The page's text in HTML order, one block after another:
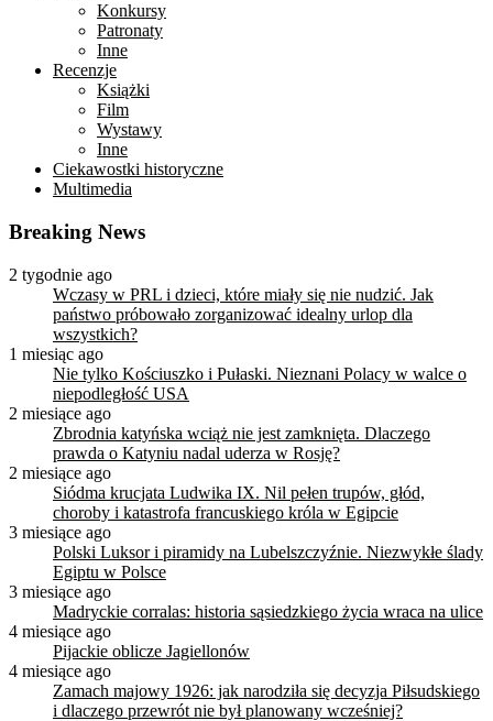
Konkursy
Patronaty
Inne
Recenzje
Książki
Film
Wystawy
Inne
Ciekawostki historyczne
Multimedia
Breaking News
2 tygodnie ago
Wczasy w PRL i dzieci, które miały się nie nudzić. Jak
państwo próbowało zorganizować idealny urlop dla
wszystkich?
1 miesiąc ago
Nie tylko Kościuszko i Pułaski. Nieznani Polacy w walce o
niepodległość USA
2 miesiące ago
Zbrodnia katyńska wciąż nie jest zamknięta. Dlaczego
prawda o Katyniu nadal uderza w Rosję?
2 miesiące ago
Siódma krucjata Ludwika IX. Nil pełen trupów, głód,
choroby i katastrofa francuskiego króla w Egipcie
3 miesiące ago
Polski Luksor i piramidy na Lubelszczyźnie. Niezwykłe ślady
Egiptu w Polsce
3 miesiące ago
Madryckie corralas: historia sąsiedzkiego życia wraca na ulice
4 miesiące ago
Pijackie oblicze Jagiellonów
4 miesiące ago
Zamach majowy 1926: jak narodziła się decyzja Piłsudskiego
i dlaczego przewrót nie był planowany wcześniej?